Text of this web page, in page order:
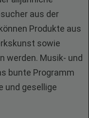
aus der
Produkte aus
sowie
werden. Musik- und
bunte Programm
und gesellige